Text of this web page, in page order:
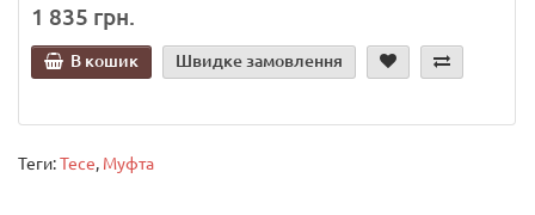
1 835 грн.
В кошик Швидке замовлення
Теги:Tece, Муфта